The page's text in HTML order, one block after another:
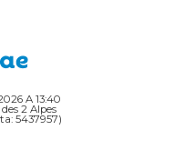
A 13:40
2 Alpes
5437957)